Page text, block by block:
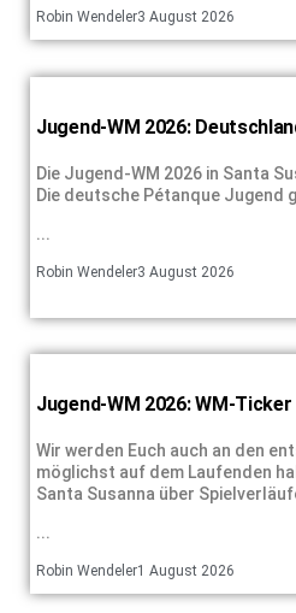
Robin Wendeler3 August 2026
Jugend-WM 2026:
Die Jugend-WM 2026 in Santa
Die deutsche Pétanque Jugend
...
Robin Wendeler3 August 2026
Jugend-WM 2026: WM-
Wir werden Euch auch an den
möglichst auf dem Laufenden
Santa Susanna über
...
Robin Wendeler1 August 2026